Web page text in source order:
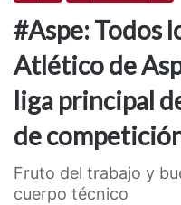
#Aspe: Todos
Atlético de
liga principal
de
Fruto del trabajo y
cuerpo técnico